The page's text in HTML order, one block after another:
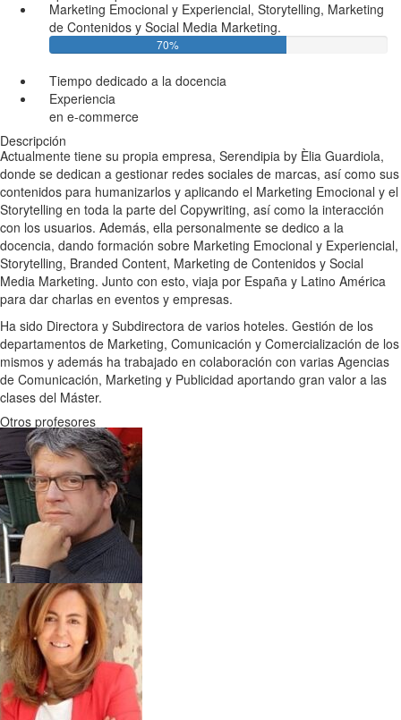
Marketing Emocional y Experiencial, Storytelling, Marketing
de Contenidos y Social Media Marketing.
70%
Tiempo dedicado a la docencia
Experiencia
en e-commerce
Descripción
Actualmente tiene su propia empresa, Serendipia by Èlia Guardiola,
donde se dedican a gestionar redes sociales de marcas, así como sus
contenidos para humanizarlos y aplicando el Marketing Emocional y el
Storytelling en toda la parte del Copywriting, así como la interacción
con los usuarios. Además, ella personalmente se dedico a la
docencia, dando formación sobre Marketing Emocional y Experiencial,
Storytelling, Branded Content, Marketing de Contenidos y Social
Media Marketing. Junto con esto, viaja por España y Latino América
para dar charlas en eventos y empresas.
Ha sido Directora y Subdirectora de varios hoteles. Gestión de los
departamentos de Marketing, Comunicación y Comercialización de los
mismos y además ha trabajado en colaboración con varias Agencias
de Comunicación, Marketing y Publicidad aportando gran valor a las
clases del Máster.
Otros profesores